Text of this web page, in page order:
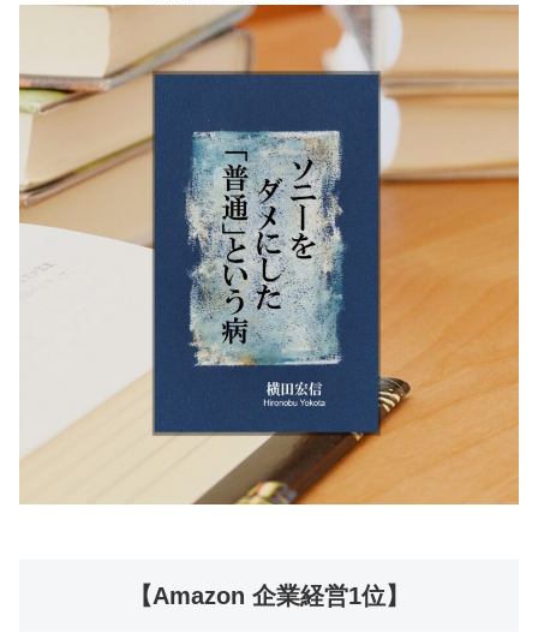
【Amazon 企業経営1位】